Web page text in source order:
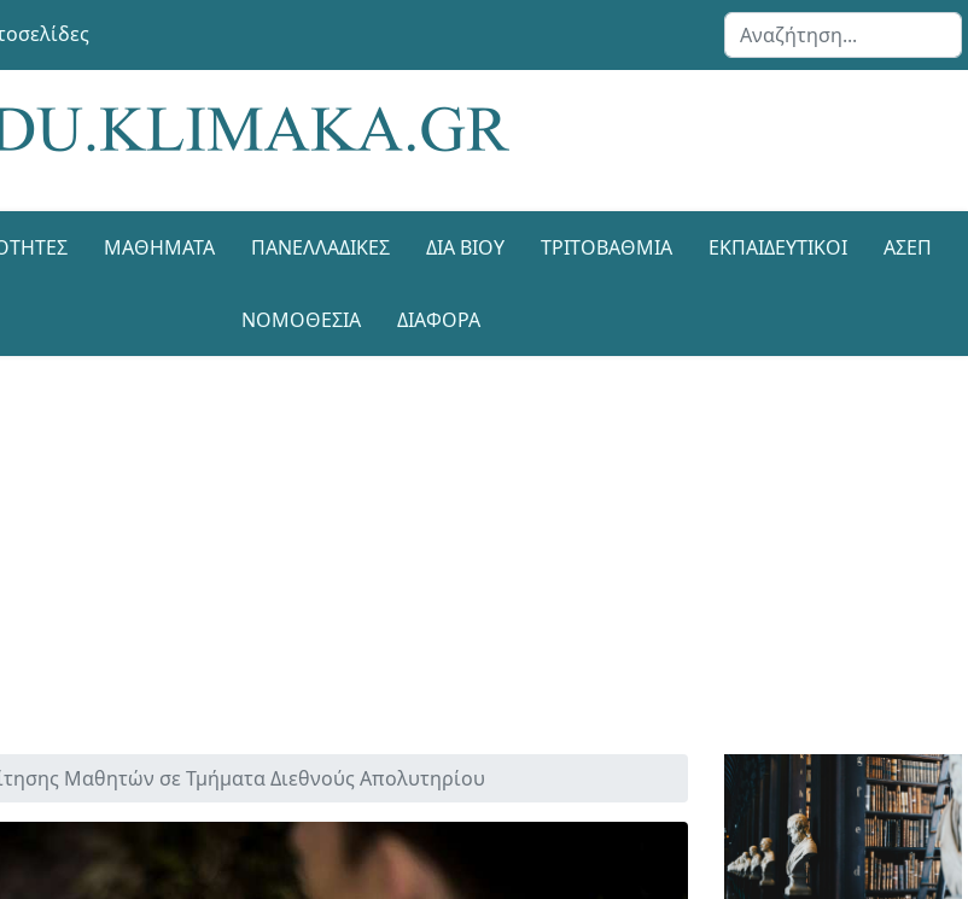
Αναζήτηση...
ΜΑΘΉΜΑΤΑ ΠΑΝΕΛΛΑΔΙΚΈΣ ΔΙΑ ΒΊΟΥ ΤΡΙΤΟΒΆΘΜΙΑ ΕΚΠΑΙΔΕΥΤΙΚΟΊ ΑΣΕΠ
ΝΟΜΟΘΕΣΊΑ ΔΙΑΦΟΡΑ
Μαθητών σε Τμήματα Διεθνούς Απολυτηρίου